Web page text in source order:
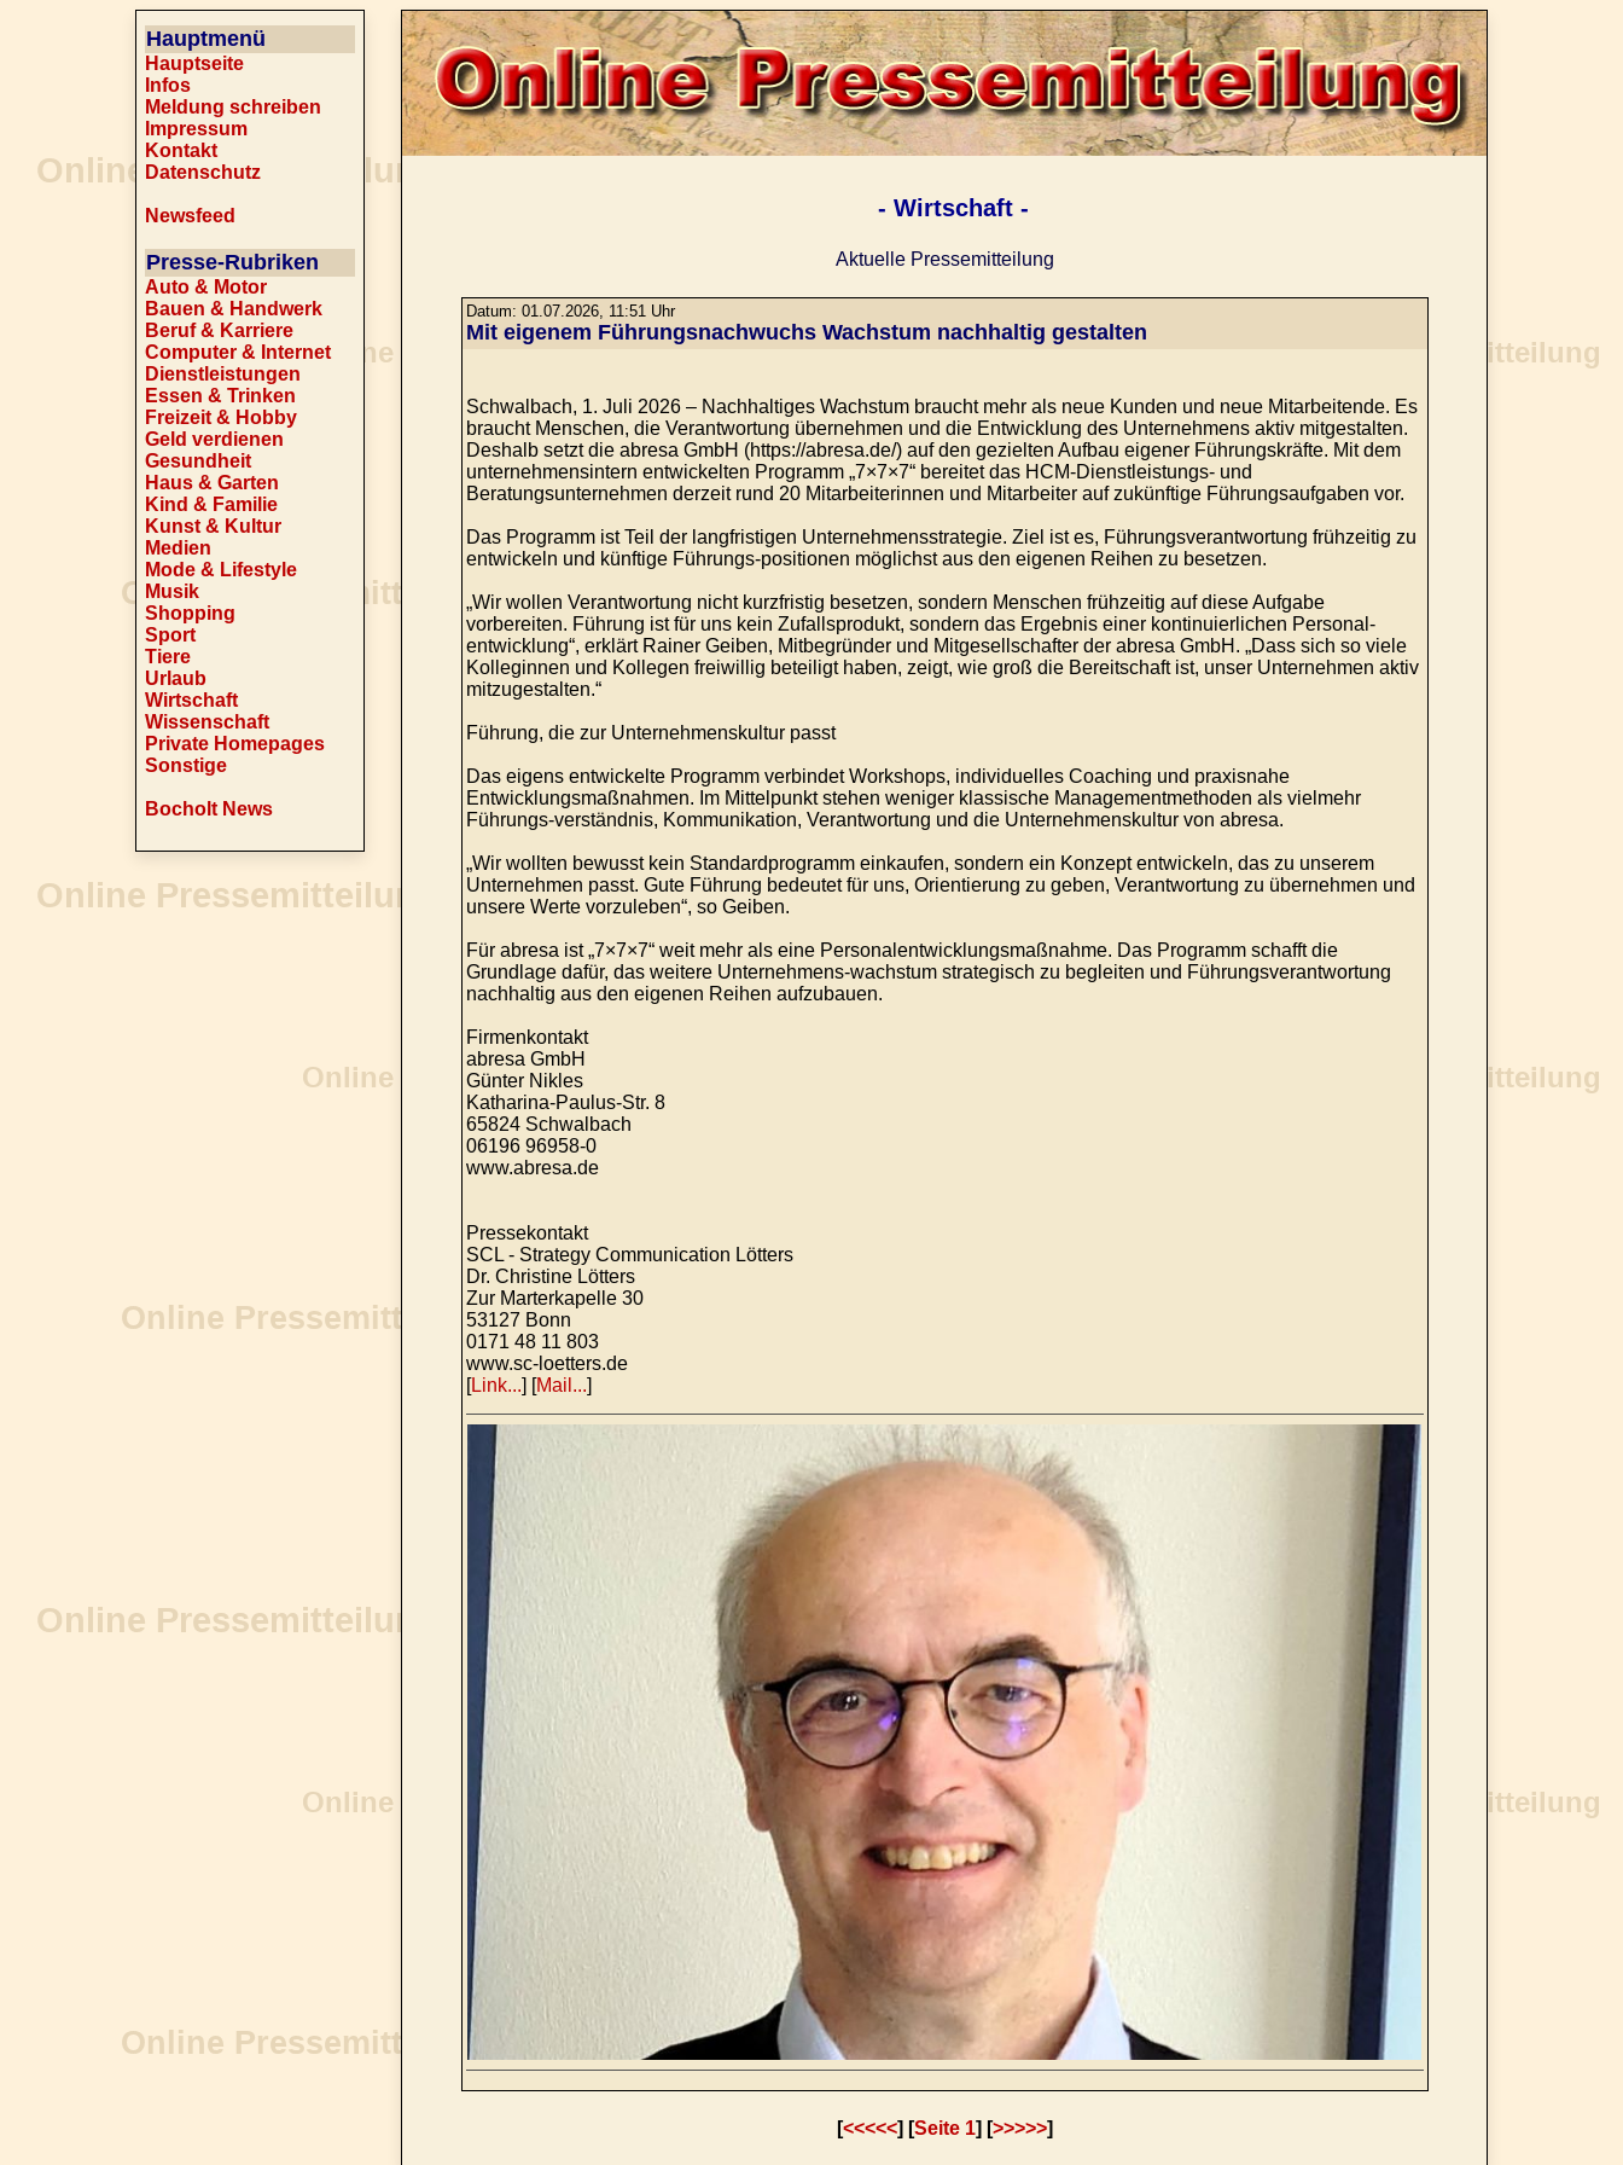
Hauptmenü
Hauptseite
Infos
Meldung schreiben
Impressum
Kontakt
Datenschutz
Newsfeed
Presse-Rubriken
Auto & Motor
Bauen & Handwerk
Beruf & Karriere
Computer & Internet
Dienstleistungen
Essen & Trinken
Freizeit & Hobby
Geld verdienen
Gesundheit
Haus & Garten
Kind & Familie
Kunst & Kultur
Medien
Mode & Lifestyle
Musik
Shopping
Sport
Tiere
Urlaub
Wirtschaft
Wissenschaft
Private Homepages
Sonstige
Bocholt News
- Wirtschaft -
Aktuelle Pressemitteilung
Datum: 01.07.2026, 11:51 Uhr
Mit eigenem Führungsnachwuchs Wachstum nachhaltig gestalten
Schwalbach, 1. Juli 2026 – Nachhaltiges Wachstum braucht mehr als neue Kunden und neue Mitarbeitende. Es
braucht Menschen, die Verantwortung übernehmen und die Entwicklung des Unternehmens aktiv mitgestalten.
Deshalb setzt die abresa GmbH (https://abresa.de/) auf den gezielten Aufbau eigener Führungskräfte. Mit dem
unternehmensintern entwickelten Programm „7×7×7“ bereitet das HCM-Dienstleistungs- und
Beratungsunternehmen derzeit rund 20 Mitarbeiterinnen und Mitarbeiter auf zukünftige Führungsaufgaben vor.
Das Programm ist Teil der langfristigen Unternehmensstrategie. Ziel ist es, Führungsverantwortung frühzeitig zu
entwickeln und künftige Führungs-positionen möglichst aus den eigenen Reihen zu besetzen.
„Wir wollen Verantwortung nicht kurzfristig besetzen, sondern Menschen frühzeitig auf diese Aufgabe
vorbereiten. Führung ist für uns kein Zufallsprodukt, sondern das Ergebnis einer kontinuierlichen Personal-
entwicklung“, erklärt Rainer Geiben, Mitbegründer und Mitgesellschafter der abresa GmbH. „Dass sich so viele
Kolleginnen und Kollegen freiwillig beteiligt haben, zeigt, wie groß die Bereitschaft ist, unser Unternehmen aktiv
mitzugestalten.“
Führung, die zur Unternehmenskultur passt
Das eigens entwickelte Programm verbindet Workshops, individuelles Coaching und praxisnahe
Entwicklungsmaßnahmen. Im Mittelpunkt stehen weniger klassische Managementmethoden als vielmehr
Führungs-verständnis, Kommunikation, Verantwortung und die Unternehmenskultur von abresa.
„Wir wollten bewusst kein Standardprogramm einkaufen, sondern ein Konzept entwickeln, das zu unserem
Unternehmen passt. Gute Führung bedeutet für uns, Orientierung zu geben, Verantwortung zu übernehmen und
unsere Werte vorzuleben“, so Geiben.
Für abresa ist „7×7×7“ weit mehr als eine Personalentwicklungsmaßnahme. Das Programm schafft die
Grundlage dafür, das weitere Unternehmens-wachstum strategisch zu begleiten und Führungsverantwortung
nachhaltig aus den eigenen Reihen aufzubauen.
Firmenkontakt
abresa GmbH
Günter Nikles
Katharina-Paulus-Str. 8
65824 Schwalbach
06196 96958-0
www.abresa.de
Pressekontakt
SCL - Strategy Communication Lötters
Dr. Christine Lötters
Zur Marterkapelle 30
53127 Bonn
0171 48 11 803
www.sc-loetters.de
[Link...] [Mail...]
[<<<<<] [Seite 1] [>>>>>]